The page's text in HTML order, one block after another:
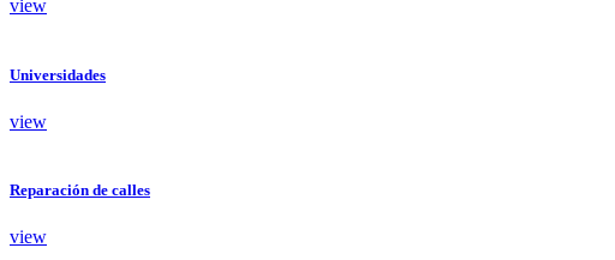
view
Universidades
view
Reparación de calles
view